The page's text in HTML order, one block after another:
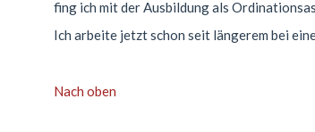
fing ich mit der Ausbildung als
Ich arbeite jetzt schon seit längerem bei
Nach oben